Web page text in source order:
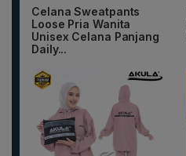
Celana Sweatpants
Loose Pria Wanita
Unisex Celana Panjang
Daily...